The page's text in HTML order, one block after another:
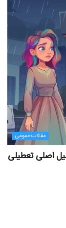
مقالات عمومی
پروژه‌های میلیون دلاری؛ بررسی ۴ دلیل اصلی تعطیلی